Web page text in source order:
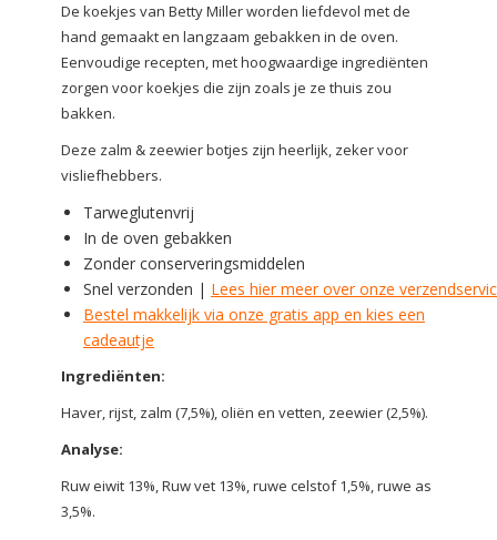
De koekjes van Betty Miller worden liefdevol met de
hand gemaakt en langzaam gebakken in de oven.
Eenvoudige recepten, met hoogwaardige ingrediënten
zorgen voor koekjes die zijn zoals je ze thuis zou
bakken.
Deze zalm & zeewier botjes zijn heerlijk, zeker voor
visliefhebbers.
Tarweglutenvrij
In de oven gebakken
Zonder conserveringsmiddelen
Snel verzonden | Lees hier meer over onze
Bestel makkelijk via onze gratis app en kies een
cadeautje
Ingrediënten:
Haver, rijst, zalm (7,5%), oliën en vetten, zeewier (2,5%).
Analyse:
Ruw eiwit 13%, Ruw vet 13%, ruwe celstof 1,5%, ruwe as
3,5%.